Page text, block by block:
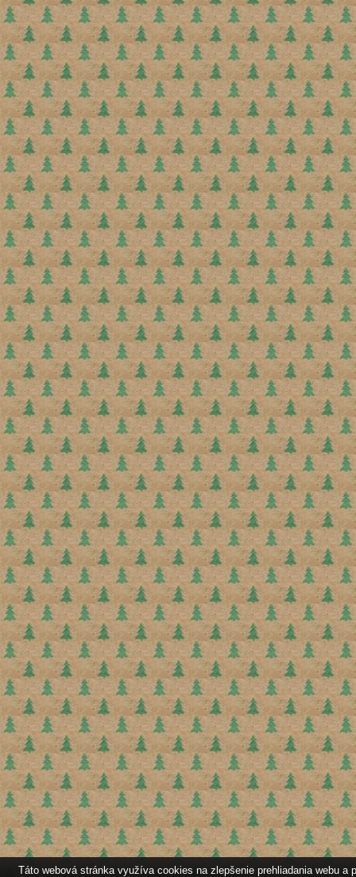
Táto webová stránka využíva cookies na zlepšenie prehliadania webu